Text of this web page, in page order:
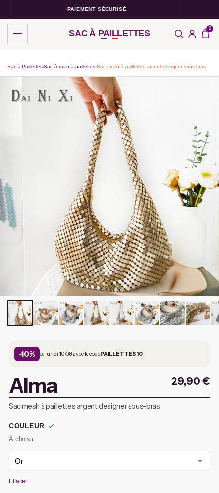
PAIEMENT SÉCURISÉ
SAC À PAILLETTES 0
Sac à Paillettes›Sac à main à paillettes›Sac mesh à paillettes argent designer sous-bras
-10% ce lundi 10/08 avec le codePAILLETTES10
Alma 29,90€
Sac mesh à paillettes argent designer sous-bras
COULEUR
Effacer